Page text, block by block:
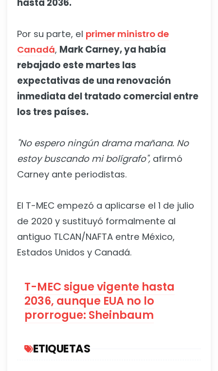
hasta 2036.
Por su parte, el primer ministro de
Canadá, Mark Carney, ya había
rebajado este martes las
expectativas de una renovación
inmediata del tratado comercial entre
los tres países.
"No espero ningún drama mañana. No
estoy buscando mi bolígrafo", afirmó
Carney ante periodistas.
El T-MEC empezó a aplicarse el 1 de julio
de 2020 y sustituyó formalmente al
antiguo TLCAN/NAFTA entre México,
Estados Unidos y Canadá.
T-MEC sigue vigente hasta
2036, aunque EUA no lo
prorrogue: Sheinbaum
ETIQUETAS